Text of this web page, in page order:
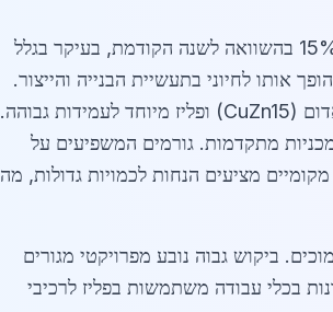
מושפע ממגמות כלכליות ארציות ומקומיות. בשנת 2026, הביקוש לפליז עלה בכ-15% בהשוואה לשנה הקודמת, בעיקר בגלל
אותו לחיוני בתעשיית הבנייה והייצור.
ספקים מובילים כמו חברות פלדה ותעשיות מתכת במרכז מציעים מגוון סוגי פליז: פליז צהוב (CuZn37), פליז אדום (CuZn15) ופליז מיוחד לעמידות גבוהה.
מלטש או בעל תכונות מכניות מתקדמות. גורמים המשפיעים על
מציעים הנחות לכמויות גדולות, מה
סמוכים. ביקוש גבוה נובע מפרויקטי מגורים
בכלי עבודה משתמשות בפליז לרכיבי